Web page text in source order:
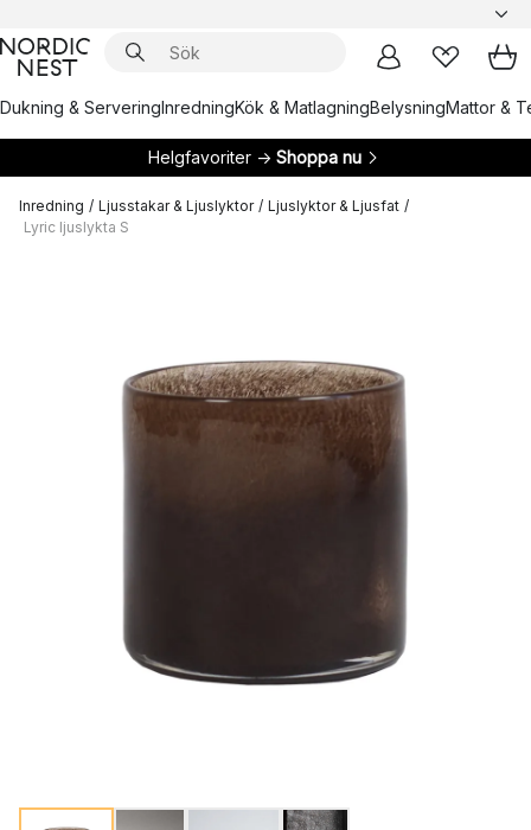
Dukning & ServeringInredningKök & MatlagningBelysningMattor &
Helgfavoriter → Shoppa nu
Inredning / Ljusstakar & Ljuslyktor / Ljuslyktor & Ljusfat /
Lyric ljuslykta S